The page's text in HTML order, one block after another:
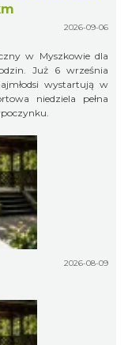
2026-09-06
w Myszkowie dla
Już 6 września
wystartują w
niedziela pełna
2026-08-09